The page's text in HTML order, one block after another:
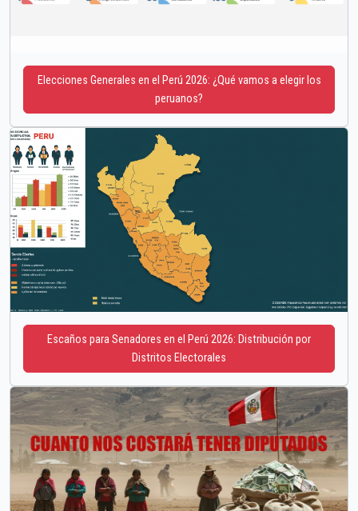
Elecciones Generales en el Perú 2026: ¿Qué vamos a elegir los
peruanos?
Escaños para Senadores en el Perú 2026: Distribución por
Distritos Electorales